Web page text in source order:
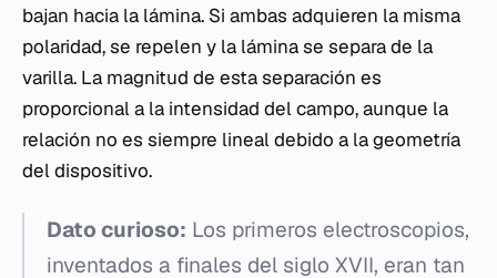
bajan hacia la lámina. Si ambas adquieren la misma
polaridad, se repelen y la lámina se separa de la
varilla. La magnitud de esta separación es
proporcional a la intensidad del campo, aunque la
relación no es siempre lineal debido a la geometría
del dispositivo.
Dato curioso: Los primeros electroscopios,
inventados a finales del siglo XVII, eran tan